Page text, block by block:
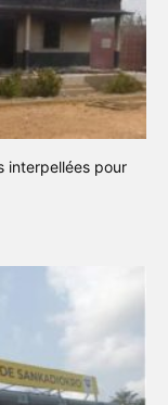
interpellées pour